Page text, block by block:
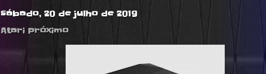
sábado, 20 de julho de 2019
Atari próximo